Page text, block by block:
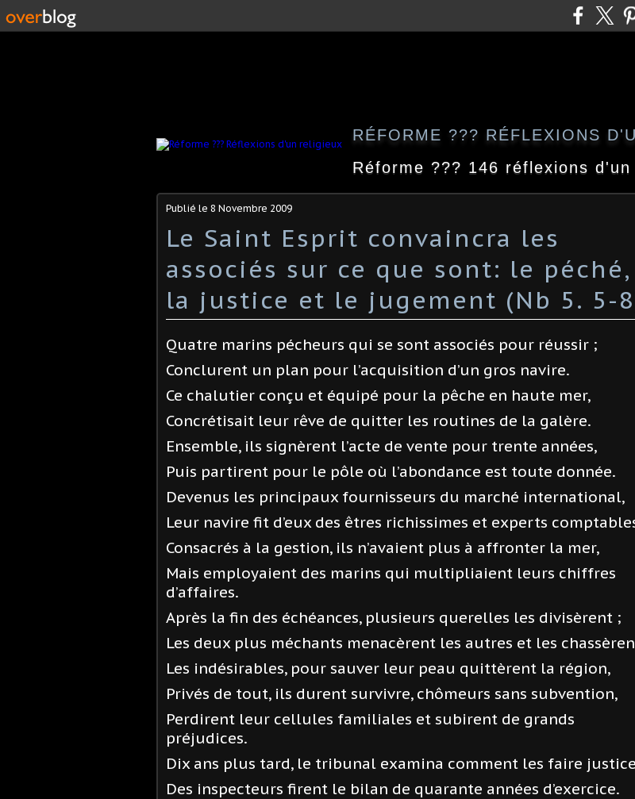
RÉFORME ??? RÉFLEXIONS
Réforme ??? 146 réflexions
Publié le 8 Novembre 2009
Le Saint Esprit convaincra les
associés sur ce que sont: le péché,
la justice et le jugement (Nb 5. 5-
Quatre marins pécheurs qui se sont associés pour réussir ;
Conclurent un plan pour l’acquisition d’un gros navire.
Ce chalutier conçu et équipé pour la pêche en haute mer,
Concrétisait leur rêve de quitter les routines de la galère.
Ensemble, ils signèrent l’acte de vente pour trente années,
Puis partirent pour le pôle où l’abondance est toute donnée.
Devenus les principaux fournisseurs du marché international,
Leur navire fit d’eux des êtres richissimes et experts
Consacrés à la gestion, ils n’avaient plus à affronter la mer,
Mais employaient des marins qui multipliaient leurs chiffres
d’affaires.
Après la fin des échéances, plusieurs querelles les divisèrent ;
Les deux plus méchants menacèrent les autres et les
Les indésirables, pour sauver leur peau quittèrent la région,
Privés de tout, ils durent survivre, chômeurs sans subvention,
Perdirent leur cellules familiales et subirent de grands
préjudices.
Dix ans plus tard, le tribunal examina comment les faire
Des inspecteurs firent le bilan de quarante années d’exercice.